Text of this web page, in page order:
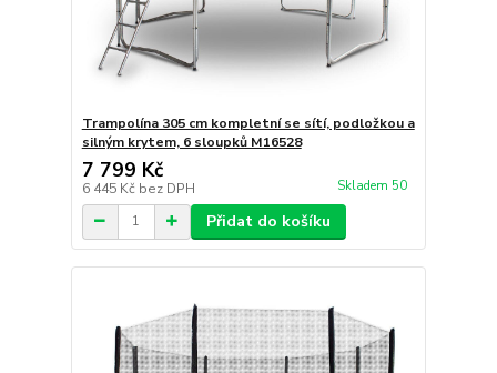
Trampolína 305 cm kompletní se sítí, podložkou a
silným krytem, 6 sloupků M16528
7 799 Kč
6 445 Kč bez DPH Skladem 50
Přidat do košíku